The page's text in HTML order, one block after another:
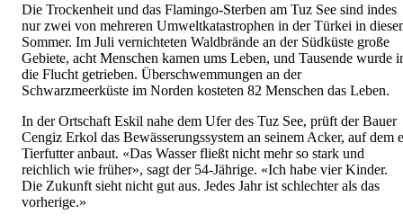
Die Trockenheit und das Flamingo-Sterben am Tuz See sind indes
nur zwei von mehreren Umweltkatastrophen in der Türkei in
Sommer. Im Juli vernichteten Waldbrände an der Südküste große
Gebiete, acht Menschen kamen ums Leben, und Tausende wurde
die Flucht getrieben. Überschwemmungen an der
Schwarzmeerküste im Norden kosteten 82 Menschen das Leben.
In der Ortschaft Eskil nahe dem Ufer des Tuz See, prüft der Bauer
Cengiz Erkol das Bewässerungssystem an seinem Acker, auf dem
Tierfutter anbaut. «Das Wasser fließt nicht mehr so stark und
reichlich wie früher», sagt der 54-Jährige. «Ich habe vier Kinder.
Die Zukunft sieht nicht gut aus. Jedes Jahr ist schlechter als das
vorherige.»